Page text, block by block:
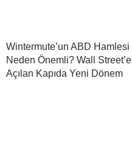
Wintermute’un ABD Hamlesi
Neden Önemli? Wall Street’e
Açılan Kapıda Yeni Dönem